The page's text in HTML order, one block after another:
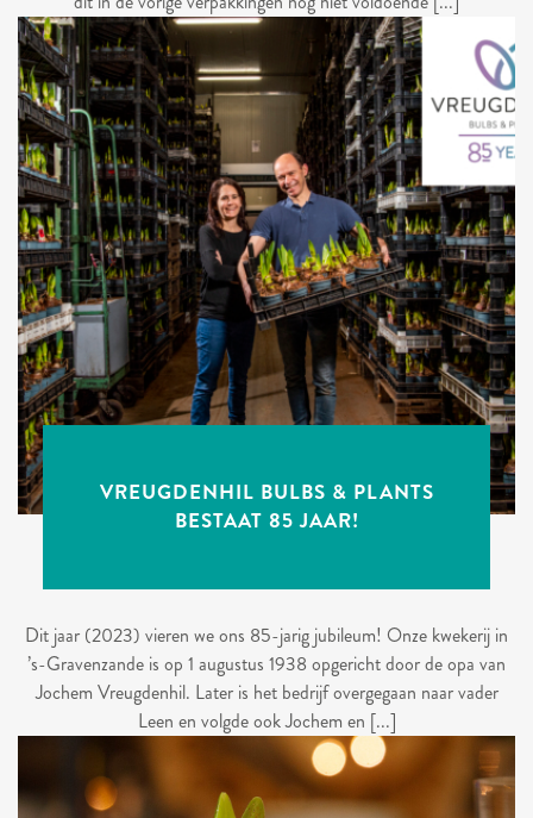
VREUGDENHIL BULBS & PLANTS
BESTAAT 85 JAAR!
Dit jaar (2023) vieren we ons 85-jarig jubileum! Onze kwekerij in
’s-Gravenzande is op 1 augustus 1938 opgericht door de opa van
Jochem Vreugdenhil. Later is het bedrijf overgegaan naar vader
Leen en volgde ook Jochem en [...]